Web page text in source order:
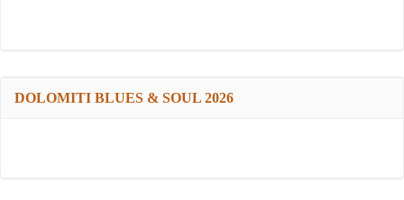
DOLOMITI BLUES & SOUL 2026